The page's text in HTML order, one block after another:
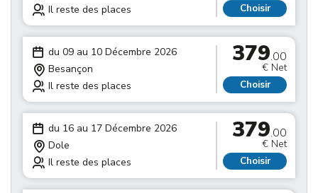
Il reste des places
Choisir
du 09 au 10 Décembre 2026
Besançon
Il reste des places
379.00
€ Net
Choisir
du 16 au 17 Décembre 2026
Dole
Il reste des places
379.00
€ Net
Choisir